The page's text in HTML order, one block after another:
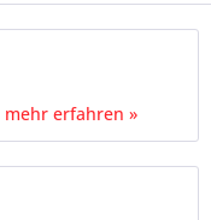
mehr erfahren »